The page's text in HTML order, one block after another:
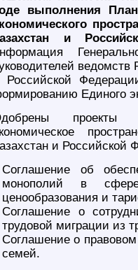
выполнения
и
ведомств
Российской
Единого
проекты
и Российской
Соглашение об
монополий в сфере
ценообразования и
Соглашение о
трудовой миграции из
Соглашение о
семей.